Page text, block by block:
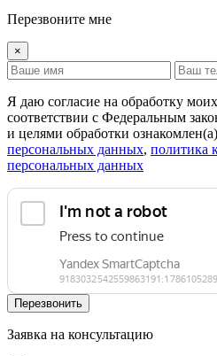
Перезвоните мне
×
Я даю согласие на обработку
соответствии с Федеральным
и целями обработки
персональных данных, политика
персональных данных
Перезвонить
Заявка на консультацию